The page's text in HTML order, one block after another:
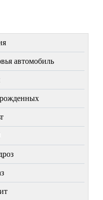
автомобиль